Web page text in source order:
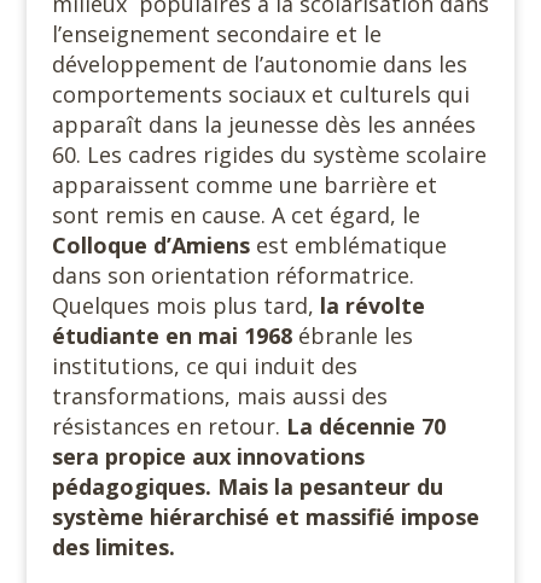
l’enseignement secondaire et le
développement de l’autonomie dans les
comportements sociaux et culturels qui
apparaît dans la jeunesse dès les années
60. Les cadres rigides du système scolaire
apparaissent comme une barrière et
sont remis en cause. A cet égard, le
Colloque d’Amiensest emblématique
dans son orientation réformatrice.
Quelques mois plus tard, la révolte
étudiante en mai 1968ébranle les
institutions, ce qui induit des
transformations, mais aussi des
résistances en retour. La décennie 70
sera propice aux innovations
pédagogiques. Mais la pesanteur du
système hiérarchisé et massifié impose
des limites.